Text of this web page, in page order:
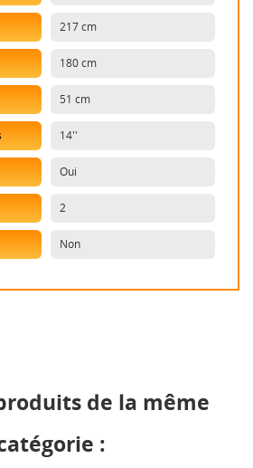
217 cm
180 cm
51 cm
14''
Oui
2
Non
de la même
: